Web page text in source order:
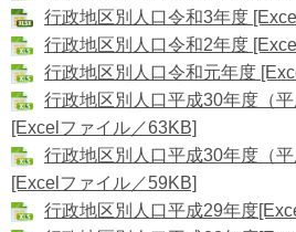
行政地区別人口令和3年度
行政地区別人口令和2年度
行政地区別人口令和元年度
行政地区別人口平成30年度（平
[Excelファイル／63KB]
行政地区別人口平成30年度（平
[Excelファイル／59KB]
行政地区別人口平成29年度